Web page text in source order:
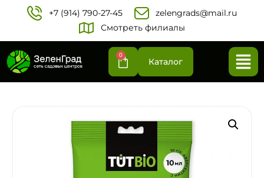
+7 (914) 790-27-45‬
zelengrads@mail.ru
Смотреть филиалы
0
Каталог